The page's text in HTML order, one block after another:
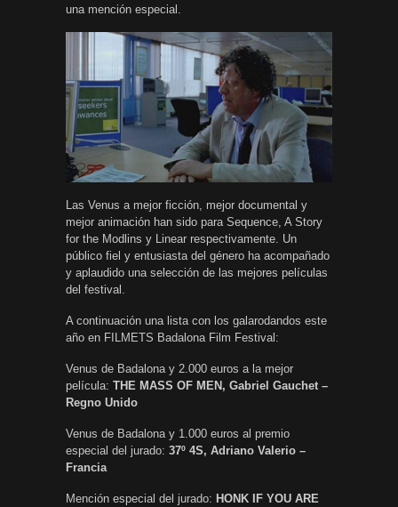
una mención especial.
Las Venus a mejor ficción, mejor documental y
mejor animación han sido para Sequence, A Story
for the Modlins y Linear respectivamente. Un
público fiel y entusiasta del género ha acompañado
y aplaudido una selección de las mejores películas
del festival.
A continuación una lista con los galarodandos este
año en FILMETS Badalona Film Festival:
Venus de Badalona y 2.000 euros a la mejor
película: THE MASS OF MEN, Gabriel Gauchet –
Regno Unido
Venus de Badalona y 1.000 euros al premio
especial del jurado: 37º 4S, Adriano Valerio –
Francia
Mención especial del jurado: HONK IF YOU ARE